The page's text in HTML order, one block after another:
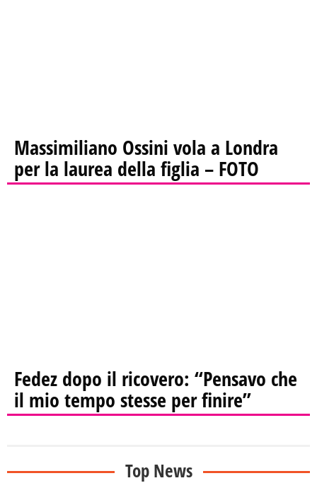
Massimiliano Ossini vola a Londra
per la laurea della figlia – FOTO
Fedez dopo il ricovero: “Pensavo che
il mio tempo stesse per finire”
Top News